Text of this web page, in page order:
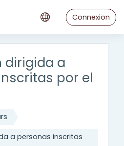
Connexion
dirigida a
por el
a personas inscritas